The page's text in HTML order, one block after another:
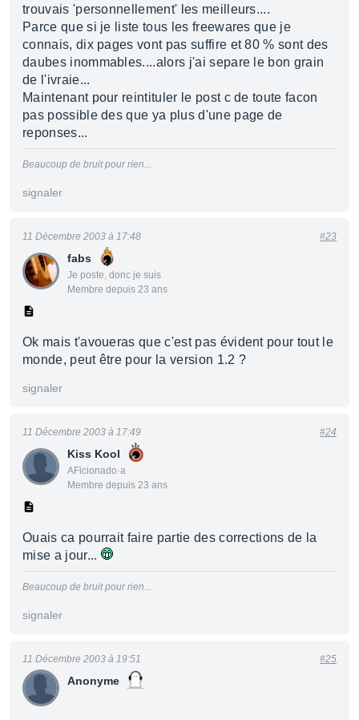
trouvais 'personnellement' les meilleurs....
Parce que si je liste tous les freewares que je
connais, dix pages vont pas suffire et 80 % sont des
daubes inommables....alors j'ai separe le bon grain
de l'ivraie...
Maintenant pour reintituler le post c de toute facon
pas possible des que ya plus d'une page de
reponses...
Beaucoup de bruit pour rien...
signaler
fabs
Je poste, donc je suis
Membre depuis 23 ans
11 Décembre 2003 à 17:48 #23
Ok mais t'avoueras que c'est pas évident pour tout le
monde, peut être pour la version 1.2 ?
signaler
Kiss Kool
AFicionado·a
Membre depuis 23 ans
11 Décembre 2003 à 17:49 #24
Ouais ca pourrait faire partie des corrections de la
mise a jour...
Beaucoup de bruit pour rien...
signaler
Anonyme
11 Décembre 2003 à 19:51 #25